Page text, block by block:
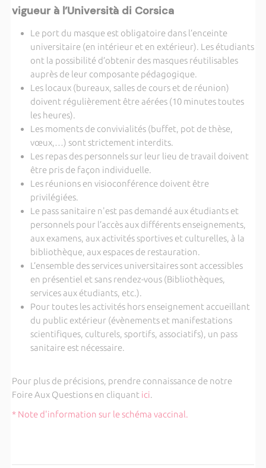
vigueur à l’Università di Corsica
Le port du masque est obligatoire dans l’enceinte
universitaire (en intérieur et en extérieur). Les étudiants
ont la possibilité d’obtenir des masques réutilisables
auprès de leur composante pédagogique.
Les locaux (bureaux, salles de cours et de réunion)
doivent régulièrement être aérées (10 minutes toutes
les heures).
Les moments de convivialités (buffet, pot de thèse,
vœux,…) sont strictement interdits.
Les repas des personnels sur leur lieu de travail doivent
être pris de façon individuelle.
Les réunions en visioconférence doivent être
privilégiées.
Le pass sanitaire n'est pas demandé aux étudiants et
personnels pour l’accès aux différents enseignements,
aux examens, aux activités sportives et culturelles, à la
bibliothèque, aux espaces de restauration.
L’ensemble des services universitaires sont accessibles
en présentiel et sans rendez-vous (Bibliothèques,
services aux étudiants, etc.).
Pour toutes les activités hors enseignement accueillant
du public extérieur (évènements et manifestations
scientifiques, culturels, sportifs, associatifs), un pass
sanitaire est nécessaire.
Pour plus de précisions, prendre connaissance de notre
Foire Aux Questions en cliquant ici.
* Note d'information sur le schéma vaccinal.